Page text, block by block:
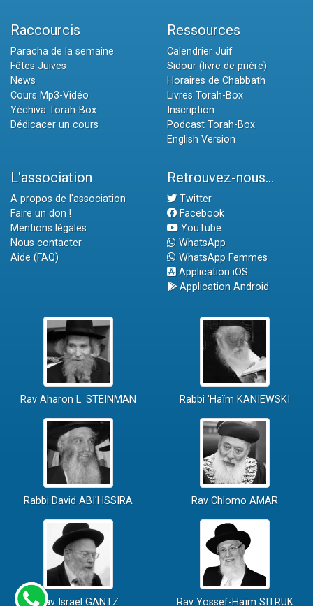
Raccourcis
Paracha de la semaine
Fêtes Juives
News
Cours Mp3-Vidéo
Yéchiva Torah-Box
Dédicacer un cours
Ressources
Calendrier Juif
Sidour (livre de prière)
Horaires de Chabbath
Livres Torah-Box
Inscription
Podcast Torah-Box
English Version
L'association
A propos de l'association
Faire un don !
Mentions légales
Nous contacter
Aide (FAQ)
Retrouvez-nous...
Twitter
Facebook
YouTube
WhatsApp
WhatsApp Femmes
Application iOS
Application Android
Rav Aharon L. STEINMAN Rabbi 'Haïm KANIEWSKI
Rabbi David ABI'HSSIRA Rav Chlomo AMAR
Rav Israël GANTZ Rav Yossef-Haïm SITRUK